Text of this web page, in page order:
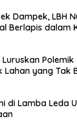
Dampek, LBH
Berlapis dalam
Lahan yang Tak
di Lamba Leda